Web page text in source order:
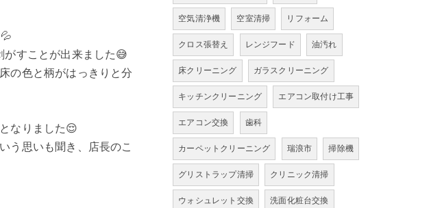
すことが出来ました😅
の色と柄がはっきりと分
なりました😌
う思いも聞き、店長のこ
空気清浄機
空室清掃
リフォーム
クロス張替え
レンジフード
油汚れ
床クリーニング
ガラスクリーニング
キッチンクリーニング
エアコン取付け工事
エアコン交換
歯科
カーペットクリーニング
瑞浪市
掃除機
グリストラップ清掃
クリニック清掃
ウォシュレット交換
洗面化粧台交換